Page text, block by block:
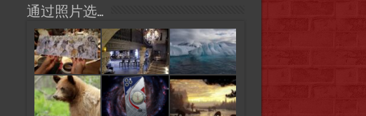
通过照片选…